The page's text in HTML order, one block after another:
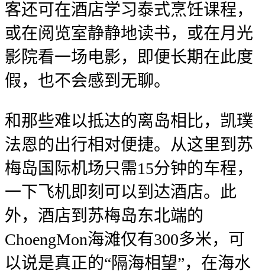
客还可在酒店学习泰式烹饪课程，
或在阅览室静静地读书，或在月光
影院看一场电影，即便长期在此度
假，也不会感到无聊。
和那些难以抵达的离岛相比，凯璞
法恩的出行相对便捷。从这里到苏
梅岛国际机场只需15分钟的车程，
一下飞机即刻可以到达酒店。此
外，酒店到苏梅岛东北端的
ChoengMon海滩仅有300多米，可
以说是真正的“隔海相望”，在海水